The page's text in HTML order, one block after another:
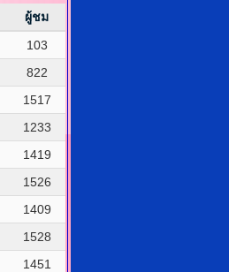
ผู้ชม
103
822
1517
1233
1419
1526
1409
1528
1451